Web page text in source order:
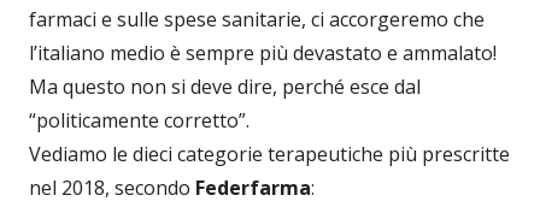
farmaci e sulle spese sanitarie, ci accorgeremo che
l’italiano medio è sempre più devastato e ammalato!
Ma questo non si deve dire, perché esce dal
“politicamente corretto”.
Vediamo le dieci categorie terapeutiche più prescritte
nel 2018, secondo Federfarma: